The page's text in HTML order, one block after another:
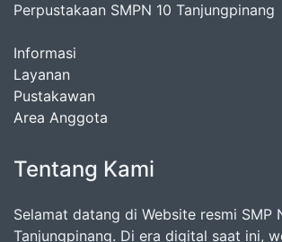
Perpustakaan SMPN 10 Tanjungpinang
Informasi
Layanan
Pustakawan
Area Anggota
Tentang Kami
Selamat datang di Website resmi SMP
Tanjungpinang. Di era digital saat ini,